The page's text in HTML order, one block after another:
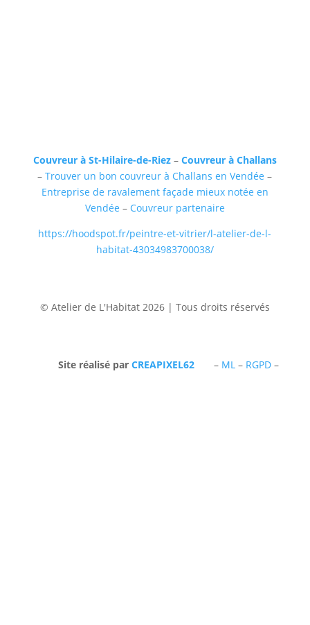
Couvreur à St-Hilaire-de-Riez– Couvreur à Challans
–Trouver un bon couvreur à Challans en Vendée –
Entreprise de ravalement façade mieux notée en
Vendée – Couvreur partenaire
https://hoodspot.fr/peintre-et-vitrier/l-atelier-de-l-
habitat-43034983700038/
© Atelier de L'Habitat 2026 | Tous droits réservés
Site réalisé parCREAPIXEL62 – ML – RGPD –